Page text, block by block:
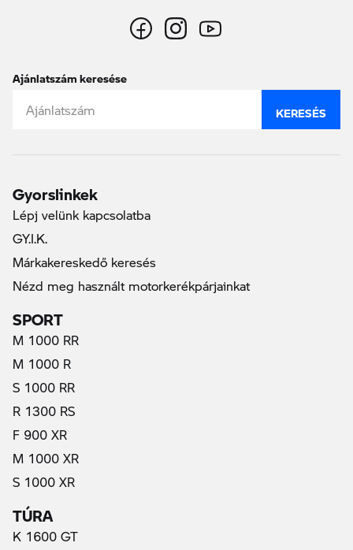
Ajánlatszám keresése
KERESÉS
Gyorslinkek
Lépj velünk kapcsolatba
GY.I.K.
Márkakereskedő keresés
Nézd meg használt motorkerékpárjainkat
SPORT
M 1000 RR
M 1000 R
S 1000 RR
R 1300 RS
F 900 XR
M 1000 XR
S 1000 XR
TÚRA
K 1600 GT